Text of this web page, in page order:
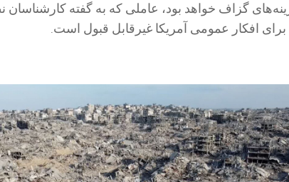
گزاف خواهد بود، عاملی که به گفته کارشناسان
افکار عمومی آمریکا غیرقابل قبول است.